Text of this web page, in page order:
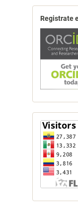
Registrate